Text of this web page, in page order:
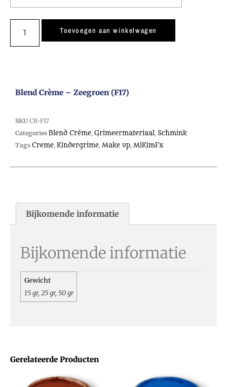
Toevoegen aan winkelwagen
Gerelateerde Producten
Blend Crème – Zeegroen (F17)
SKU CR-F17
Categories Blend Créme, Grimeermateriaal, Schmink
Tags Creme, Kindergrime, Make up, MiKimFx
Bijkomende informatie
Bijkomende informatie
Gewicht
15 gr, 25 gr, 50 gr